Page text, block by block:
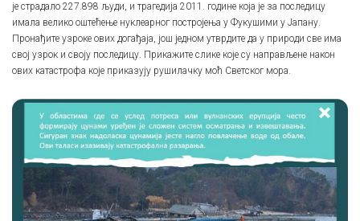
је страдало 227.898 људи, и трагедија 2011. године која је за последицу
имала велико оштећење нуклеарног постројења у Фукушими у Јапану.
Пронађите узроке ових догађаја, још једном утврдите да у природи све има
свој узрок и своју последицу. Прикажите слике које су направљене након
ових катастрофа које приказују рушилачку моћ Светског мора.